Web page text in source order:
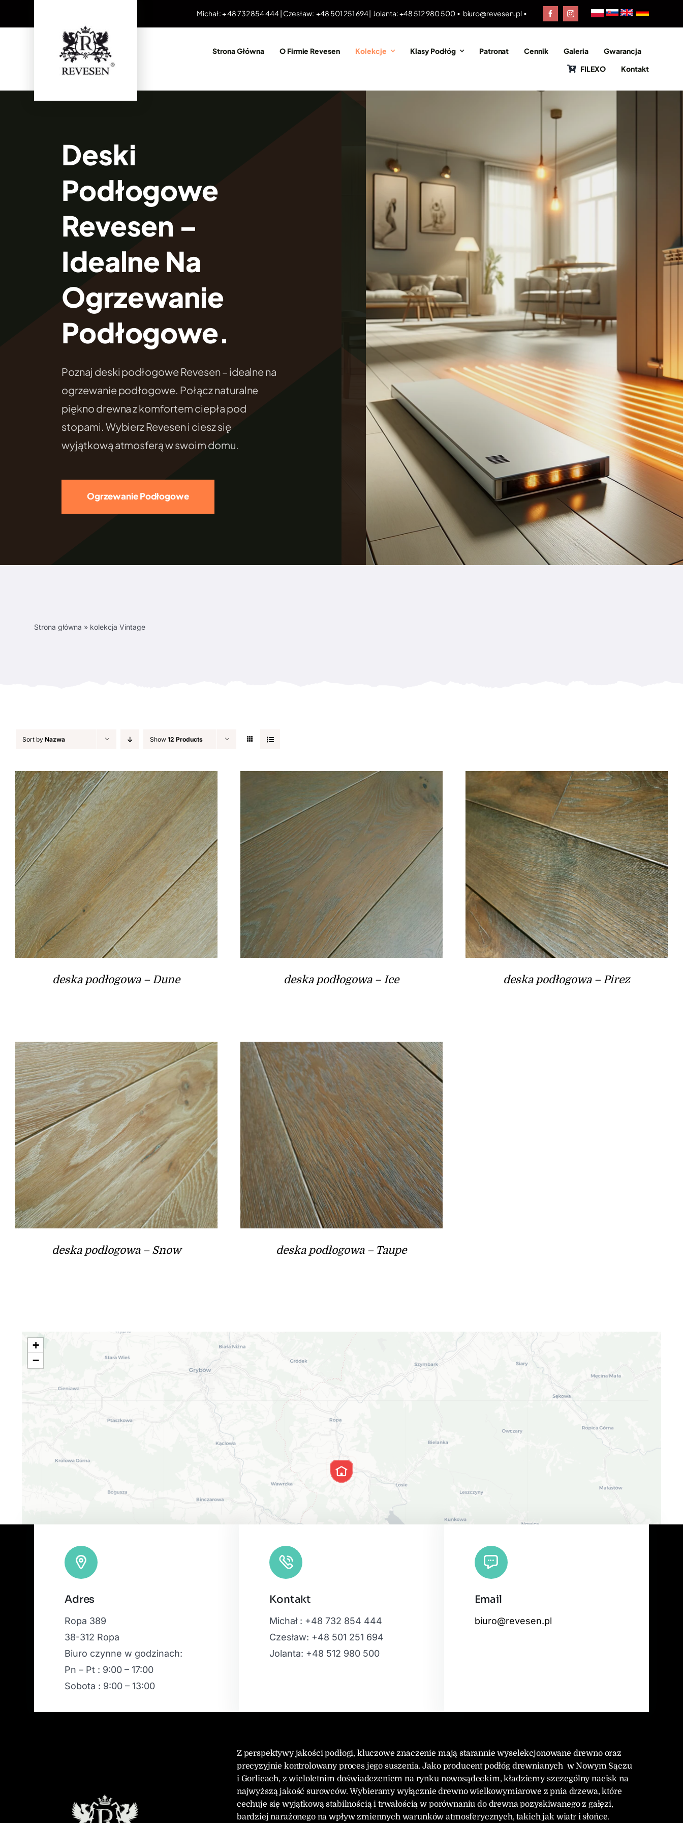
Michał: + 48 732 854 444 | Czesław: +48 501 251 694 | Jolanta: +48 512 980 500 ▪ biuro@revesen.pl ▪
Strona Główna O Firmie Revesen Kolekcje Klasy Podłóg Patronat Cennik Galeria
Gwarancja
FILEXO
Kontakt
Deski
Podłogowe
Revesen –
Idealne Na
Ogrzewanie
Podłogowe.
Poznaj deski podłogowe Revesen – idealne na
ogrzewanie podłogowe. Połącz naturalne
piękno drewna z komfortem ciepła pod
stopami. Wybierz Revesen i ciesz się
wyjątkową atmosferą w swoim domu.
Ogrzewanie Podłogowe
Strona główna » kolekcja Vintage
Sort by Nazwa Show 12 Products
deska podłogowa – Dune deska podłogowa – Ice deska podłogowa – Pirez
deska podłogowa – Snow deska podłogowa – Taupe
+
−
Adres
Ropa 389
38-312 Ropa
Biuro czynne w godzinach:
Pn – Pt : 9:00 – 17:00
Sobota : 9:00 – 13:00
Kontakt
Michał : +48 732 854 444
Czesław: +48 501 251 694
Jolanta: +48 512 980 500
Email
biuro@revesen.pl
Z perspektywy jakości podłogi, kluczowe znaczenie mają starannie wyselekcjonowane drewno oraz
precyzyjnie kontrolowany proces jego suszenia. Jako producent podłóg drewnianych w Nowym Sączu
i Gorlicach, z wieloletnim doświadczeniem na rynku nowosądeckim, kładziemy szczególny nacisk na
najwyższą jakość surowców. Wybieramy wyłącznie drewno wielkowymiarowe z pnia drzewa, które
cechuje się wyjątkową stabilnością i trwałością w porównaniu do drewna pozyskiwanego z gałęzi,
bardziej narażonego na wpływ zmiennych warunków atmosferycznych, takich jak wiatr i słońce.